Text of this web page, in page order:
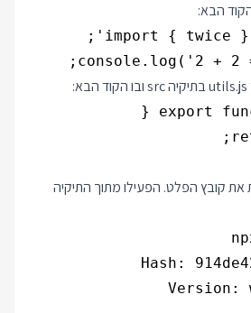
console.log('2 + 2
את קובץ הפלט. הפעילו מתוך התיקיה